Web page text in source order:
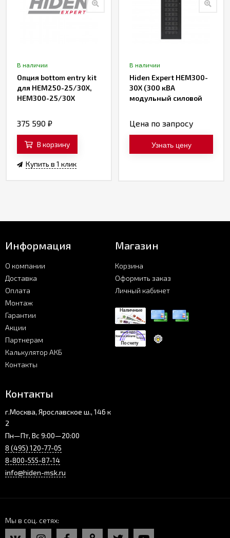
В наличии
Опция bottom entry kit
для HEM250-25/30X,
HEM300-25/30X
375 590 ₽
В корзину
Купить в 1 клик
В наличии
Hiden Expert HEM300-
30X (300 кВА
модульный силовой
Цена по запросу
Узнать цену
Информация
О компании
Доставка
Оплата
Монтаж
Гарантии
Акции
Партнерам
Калькулятор АКБ
Контакты
Магазин
Корзина
Оформить заказ
Личный кабинет
Контакты
г.Москва, Ярославское ш., 146 к
2
Пн—Пт, Вс 9:00—20:00
8 (495) 120-77-05
8-800-555-87-14
info@hiden-msk.ru
Мы в соц. сетях